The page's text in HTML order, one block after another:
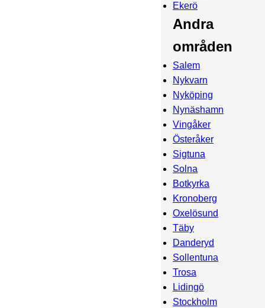
Ekerö
Andra
områden
Salem
Nykvarn
Nyköping
Nynäshamn
Vingåker
Österåker
Sigtuna
Solna
Botkyrka
Kronoberg
Oxelösund
Täby
Danderyd
Sollentuna
Trosa
Lidingö
Stockholm